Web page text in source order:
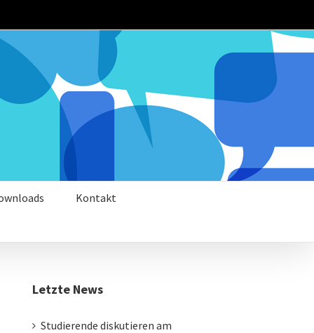
Kontakt
Letzte News
Studierende diskutieren am